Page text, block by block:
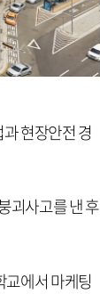
현장안전 경
괴사고를 낸 후
에서 마케팅